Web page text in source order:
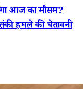
आज का मौसम?
हमले की चेतावनी